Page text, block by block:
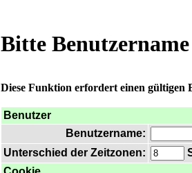
Bitte
Diese Funktion erfordert einen gültigen
Benutzer
Benutzername:
Unterschied der Zeitzonen: